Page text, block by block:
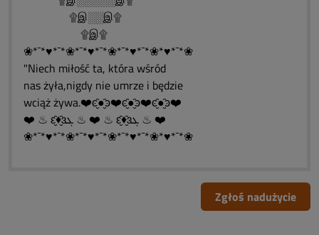
۩இ░░இ۩
۩இ۩
❀*¯*♥*¯*❀*¯*♥*¯*❀*¯*♥*¯*❀*♥*¯*❀
"Niech miłość ta, która wśród
nas żyła,nigdy nie umrze i będzie
wciąż żywa.❤️ͼ̮̑●̮̑ͽ❤️ͼ̮̑●̮̑ͽ❤️ͼ̮̑●̮̑ͽ❤️
❤️ ♨ ԑ̮̑♦̮̑ɜܓ ♨ ❤️ ♨ ԑ̮̑♦̮̑ɜܓ ♨ ❤️
❀*¯*♥*¯*❀*¯*♥*¯*❀*¯*♥*¯*❀*♥*¯*❀
Zgłoś nadużycie